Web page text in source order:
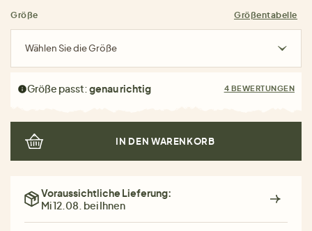
Größe Größentabelle
Wählen Sie die Größe
Größe passt:genau richtig 4 BEWERTUNGEN
IN DEN WARENKORB
Voraussichtliche Lieferung:
Mi 12.08. bei Ihnen